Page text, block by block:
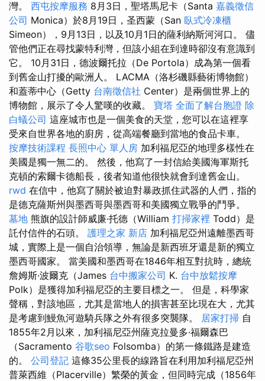
灣。 西屯按摩服務 8月3日，聖塔馬尼卡（Santa 嘉義徵信
公司 Monica）於8月19日，圣西蒙（San 臥式冷凍櫃
Simeon），9月13日，以及10月1日的薩利納斯河河口。 儘
管他們正在尋找蒙特利灣，但該小組在到達時卻沒有意識到
它。 10月31日，德波爾托拉（De Portola）成為第一個看
到舊金山打擾的歐洲人。 LACMA（洛杉磯縣藝術博物館）
和蓋蒂中心（Getty 台南徵信社 Center）是兩個世界上的
博物館，展示了令人驚嘆的收藏。 寶塔 全面了解台胞證 除
白蟻公司 這座城市也是一個美食的天堂，您可以在這裡享
受來自世界各地的廚房，從高端餐廳到當地的食品卡車。
按摩技術課程 長照中心 單人房 加利福尼亞的地理多樣性在
美國是獨一無二的。 然後，他寫了一封信給美國海軍斯托
克頓的索爾卡德船長，後者知道他很快就會到達舊金山。
rwd 在信中，他寫了關於被迫對暴政抓住武器的人們，指的
是德克薩斯州與墨西哥與墨西哥和美國獨立戰爭的鬥爭。
墓地 熊旗的設計師威廉·托德（William 打掃家裡 Todd）是
託付信件的石頭。 護理之家 新店 加利福尼亞州遠離墨西哥
城，實際上是一個自治領導，無論是新西班牙還是新的獨立
墨西哥國家。 當美國和墨西哥在1846年相互對抗時，總統
詹姆斯·波爾克（James 台中搬家公司 K. 台中放鬆按摩
Polk）是獲得加利福尼亞的主要目標之一。 但是，科學家
聲稱，對該地區，尤其是當地人的損害甚至比現在大，尤其
是考慮到鰻魚河遊騎兵隊之外有很多突襲隊。 居家打掃 自
1855年2月以來，加利福尼亞州薩克拉曼多·福爾森巴
（Sacramento 谷歌seo Folsomba）的第一條鐵路是建造
的。 公司登記 這條35公里長的線路旨在利用加利福尼亞州
普萊西維（Placerville）繁榮的黃金，但同時完成（1856年